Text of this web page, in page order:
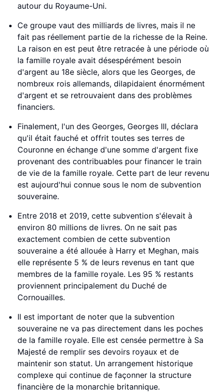
autour du Royaume-Uni.
Ce groupe vaut des milliards de livres, mais il ne
fait pas réellement partie de la richesse de la Reine.
La raison en est peut être retracée à une période où
la famille royale avait désespérément besoin
d'argent au 18e siècle, alors que les Georges, de
nombreux rois allemands, dilapidaient énormément
d'argent et se retrouvaient dans des problèmes
financiers.
Finalement, l'un des Georges, Georges III, déclara
qu'il était fauché et offrit toutes ses terres de
Couronne en échange d'une somme d'argent fixe
provenant des contribuables pour financer le train
de vie de la famille royale. Cette part de leur revenu
est aujourd'hui connue sous le nom de subvention
souveraine.
Entre 2018 et 2019, cette subvention s'élevait à
environ 80 millions de livres. On ne sait pas
exactement combien de cette subvention
souveraine a été allouée à Harry et Meghan, mais
elle représente 5 % de leurs revenus en tant que
membres de la famille royale. Les 95 % restants
proviennent principalement du Duché de
Cornouailles.
Il est important de noter que la subvention
souveraine ne va pas directement dans les poches
de la famille royale. Elle est censée permettre à Sa
Majesté de remplir ses devoirs royaux et de
maintenir son statut. Un arrangement historique
complexe qui continue de façonner la structure
financière de la monarchie britannique.